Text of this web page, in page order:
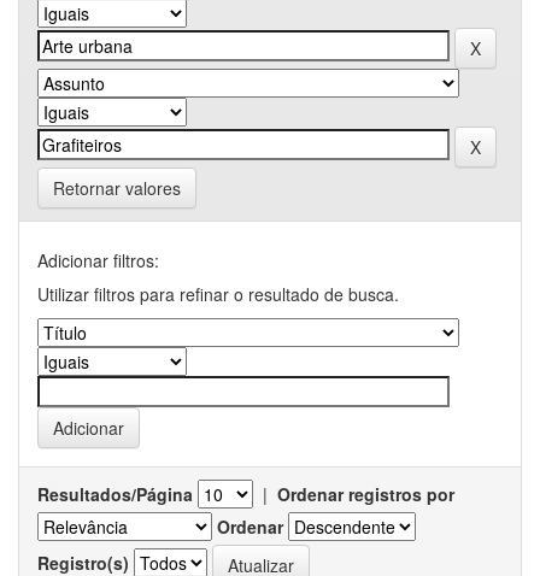
Retornar valores
Adicionar filtros:
Utilizar filtros para refinar o resultado de busca.
Resultados/Página | Ordenar registros por
Ordenar
Registro(s)